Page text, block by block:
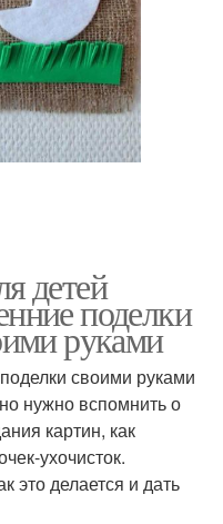
детей
поделки
руками
своими руками
нужно вспомнить о
картин, как
ухочисток.
это делается и дать